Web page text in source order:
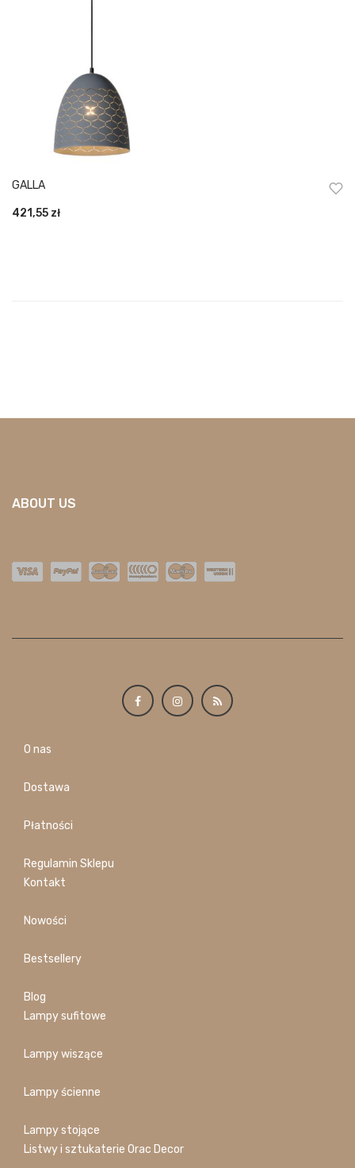
GALLA
421,55 zł
ABOUT US
O nas
Dostawa
Płatności
Regulamin Sklepu
Kontakt
Nowości
Bestsellery
Blog
Lampy sufitowe
Lampy wiszące
Lampy ścienne
Lampy stojące
Listwy i sztukaterie Orac Decor